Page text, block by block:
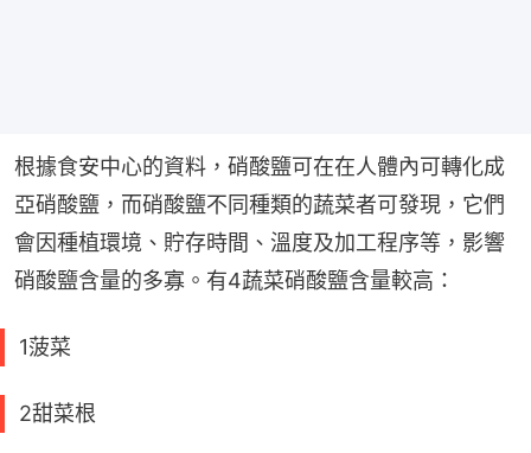
根據食安中心的資料，硝酸鹽可在在人體內可轉化成
亞硝酸鹽，而硝酸鹽不同種類的蔬菜者可發現，它們
會因種植環境、貯存時間、溫度及加工程序等，影響
硝酸鹽含量的多寡。有4蔬菜硝酸鹽含量較高：
1菠菜
2甜菜根